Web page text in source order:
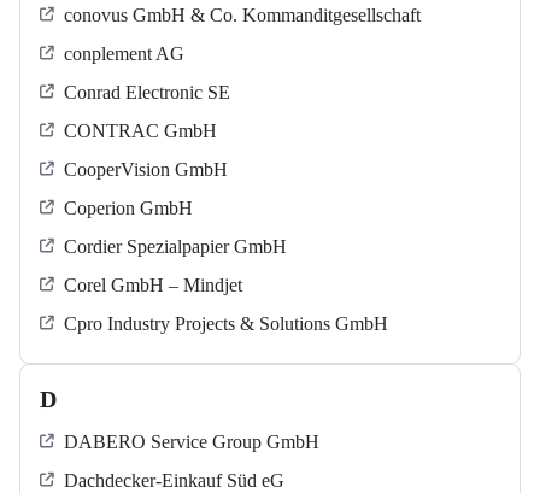
conovus GmbH & Co. Kommanditgesellschaft
conplement AG
Conrad Electronic SE
CONTRAC GmbH
CooperVision GmbH
Coperion GmbH
Cordier Spezialpapier GmbH
Corel GmbH – Mindjet
Cpro Industry Projects & Solutions GmbH
D
DABERO Service Group GmbH
Dachdecker-Einkauf Süd eG